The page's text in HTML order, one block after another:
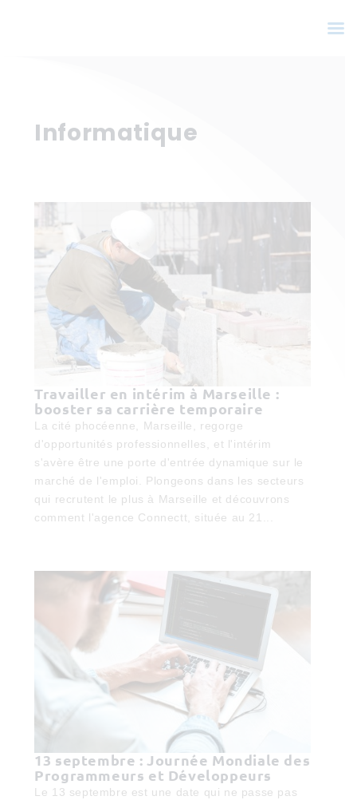
Informatique
Travailler en intérim à Marseille :
booster sa carrière temporaire
La cité phocéenne, Marseille, regorge
d'opportunités professionnelles, et l'intérim
s'avère être une porte d'entrée dynamique sur le
marché de l'emploi. Plongeons dans les secteurs
qui recrutent le plus à Marseille et découvrons
comment l'agence Connectt, située au 21...
13 septembre : Journée Mondiale des
Programmeurs et Développeurs
Le 13 septembre est une date qui ne passe pas